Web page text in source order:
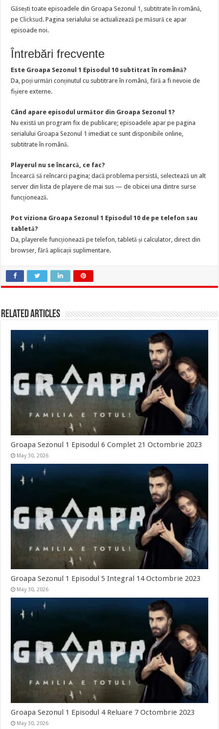
Găsești toate episoadele din Groapa Sezonul 1, subtitrate în română,
peClicksud . Pagina serialului se actualizează pe măsură ce apar
episoade noi.
Întrebări frecvente
Este Groapa Sezonul 1 Episodul 10 subtitrat în română?
Da, poți urmări conținutul cu subtitrare în română, fără a fi nevoie de
fișiere externe.
Când apare episodul următor din Groapa Sezonul 1?
Nu există un program fix de publicare; episoadele apar pe pagina
serialului Groapa Sezonul 1 imediat ce sunt disponibile online,
subtitrate în română.
Playerul nu se încarcă, ce fac?
Încearcă să reîncarci pagina; dacă problema persistă, selectează un alt
server din lista de playere de mai sus — de obicei una dintre surse
funcționează.
Pot viziona Groapa Sezonul 1 Episodul 10 de pe telefon sau
tabletă?
Da, playerele funcționează pe telefon, tabletă și calculator, direct din
browser, fără aplicații suplimentare.
Related Articles
Groapa Sezonul 1 Episodul 6 Complet 21 Octombrie 2023
May 30, 2026
Groapa Sezonul 1 Episodul 5 Integral 14 Octombrie 2023
May 30, 2026
Groapa Sezonul 1 Episodul 4 Reluare 7 Octombrie 2023
May 30, 2026